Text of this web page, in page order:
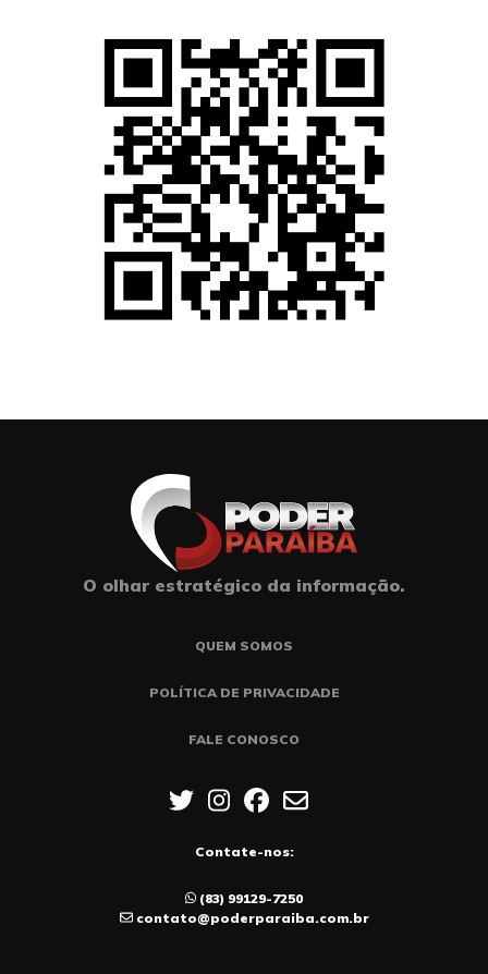
O olhar estratégico da informação.
QUEM SOMOS
POLÍTICA DE PRIVACIDADE
FALE CONOSCO
Contate-nos:
(83) 99129-7250
contato@poderparaiba.com.br